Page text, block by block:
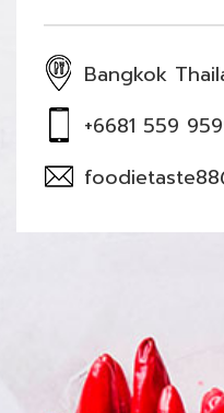
Bangkok
+6681 559